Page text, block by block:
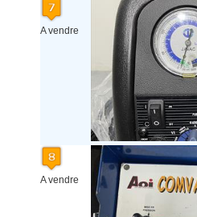
A vendre
A vendre